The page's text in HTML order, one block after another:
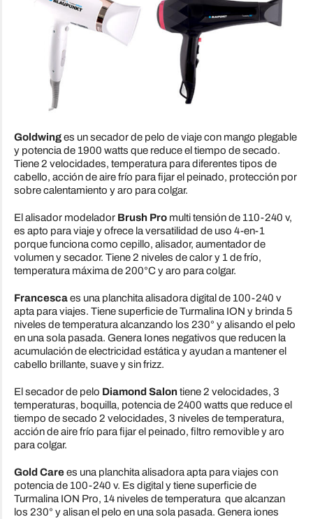
Goldwinges un secador de pelo de viaje con mango plegable
y potencia de 1900 watts que reduce el tiempo de secado.
Tiene 2 velocidades, temperatura para diferentes tipos de
cabello, acción de aire frío para fijar el peinado, protección por
sobre calentamiento y aro para colgar.
El alisador modelador Brush Promulti tensión de 110-240 v,
es apto para viaje y ofrece la versatilidad de uso 4-en-1
porque funciona como cepillo, alisador, aumentador de
volumen y secador. Tiene 2 niveles de calor y 1 de frío,
temperatura máxima de 200°C y aro para colgar.
Francescaes una planchita alisadora digital de 100-240 v
apta para viajes. Tiene superficie de Turmalina ION y brinda 5
niveles de temperatura alcanzando los 230° y alisando el pelo
en una sola pasada. Genera Iones negativos que reducen la
acumulación de electricidad estática y ayudan a mantener el
cabello brillante, suave y sin frizz.
El secador de pelo Diamond Salontiene 2 velocidades, 3
temperaturas, boquilla, potencia de 2400 watts que reduce el
tiempo de secado 2 velocidades, 3 niveles de temperatura,
acción de aire frío para fijar el peinado, filtro removible y aro
para colgar.
Gold Carees una planchita alisadora apta para viajes con
potencia de 100-240 v. Es digital y tiene superficie de
Turmalina ION Pro, 14 niveles de temperatura que alcanzan
los 230° y alisan el pelo en una sola pasada. Genera iones